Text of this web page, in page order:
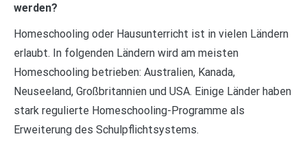
werden?
Homeschooling oder Hausunterricht ist in vielen Ländern
erlaubt. In folgenden Ländern wird am meisten
Homeschooling betrieben: Australien, Kanada,
Neuseeland, Großbritannien und USA. Einige Länder haben
stark regulierte Homeschooling-Programme als
Erweiterung des Schulpflichtsystems.